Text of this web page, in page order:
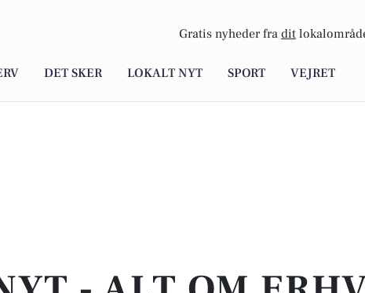
Gratis nyheder fra dit
DET SKER LOKALT NYT SPORT VEJRET